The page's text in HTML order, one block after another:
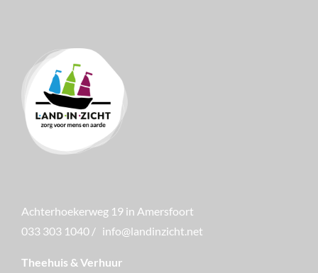
Achterhoekerweg 19 in Amersfoort
033 303 1040 / info@landinzicht.net
Theehuis & Verhuur